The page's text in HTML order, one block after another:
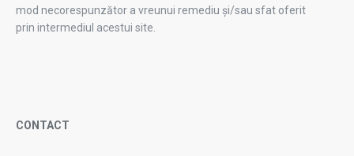
mod necorespunzător a vreunui remediu și/sau sfat oferit
prin intermediul acestui site.
CONTACT